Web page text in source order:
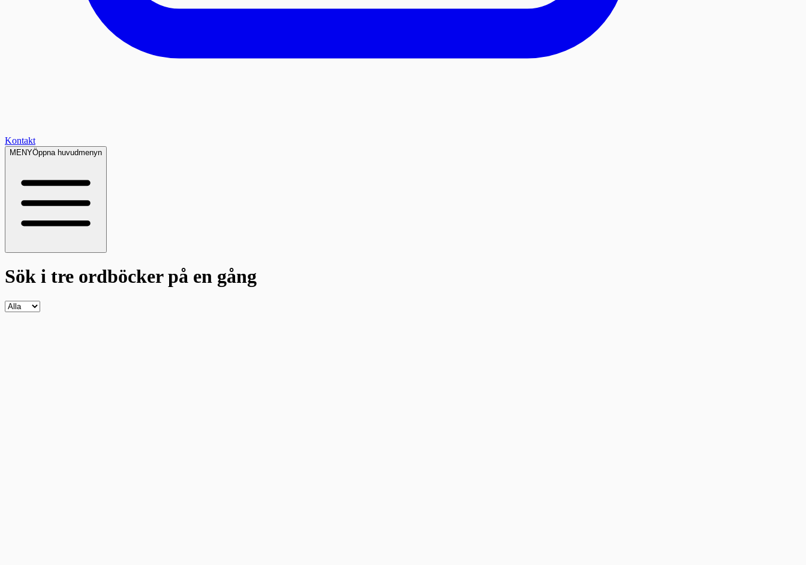
Kontakt
MENYÖppna huvudmenyn
Sök i tre ordböckerpå en gång